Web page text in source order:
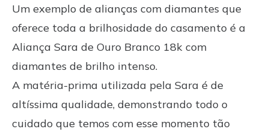
Um exemplo de alianças com diamantes que
oferece toda a brilhosidade do casamento é a
Aliança Sara de Ouro Branco 18k com
diamantes de brilho intenso.
A matéria-prima utilizada pela Sara é de
altíssima qualidade, demonstrando todo o
cuidado que temos com esse momento tão